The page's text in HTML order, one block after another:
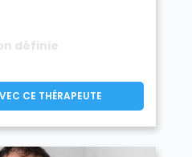
définie
CE THÉRAPEUTE